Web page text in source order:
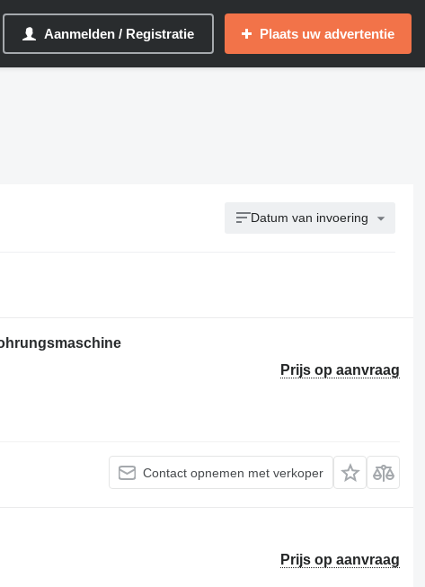
Aanmelden / Registratie Plaats uw advertentie
Datum van invoering
Prijs op aanvraag
Contact opnemen met verkoper
Prijs op aanvraag